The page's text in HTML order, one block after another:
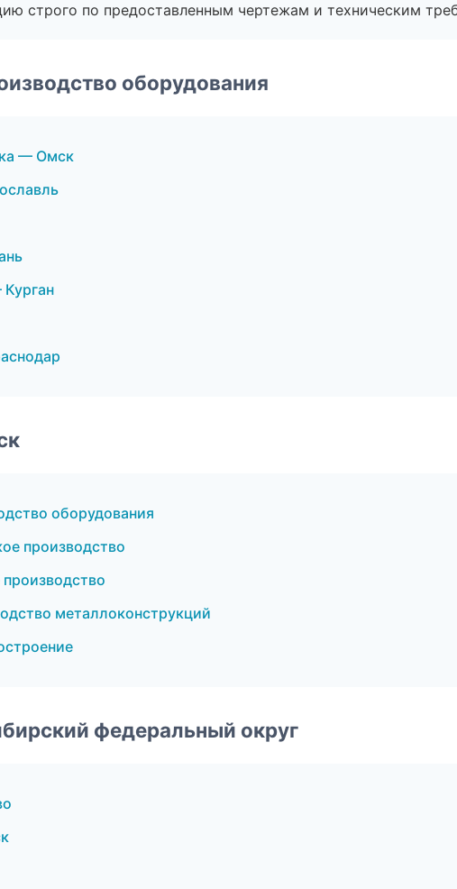
строго по предоставленным чертежам и техническим
оборудования
— Омск
оборудования
производство
металлоконструкций
федеральный округ